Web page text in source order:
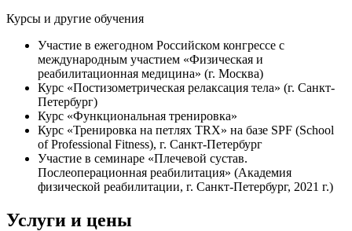
Курсы и другие обучения
Участие в ежегодном Российском конгрессе с
международным участием «Физическая и
реабилитационная медицина» (г. Москва)
Курс «Постизометрическая релаксация тела» (г. Санкт-
Петербург)
Курс «Функциональная тренировка»
Курс «Тренировка на петлях TRX» на базе SPF (School
of Professional Fitness), г. Санкт-Петербург
Участие в семинаре «Плечевой сустав.
Послеоперационная реабилитация» (Академия
физической реабилитации, г. Санкт-Петербург, 2021 г.)
Услуги и цены